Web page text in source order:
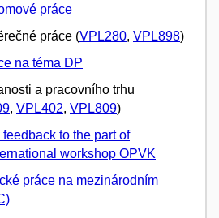
práce
práce (VPL280, VPL898)
na téma DP
a pracovního trhu
, VPL402, VPL809)
to the part of
workshop OPVK
práce na mezinárodním